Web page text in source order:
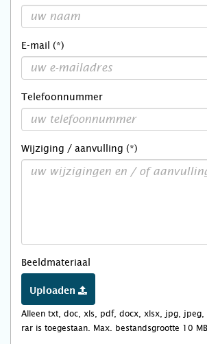
E-mail (*)
Telefoonnummer
Wijziging / aanvulling (*)
Beeldmateriaal
Uploaden
Alleen txt, doc, xls, pdf, docx, xlsx, jpg,
rar is toegestaan. Max. bestandsgrootte 10 MB.